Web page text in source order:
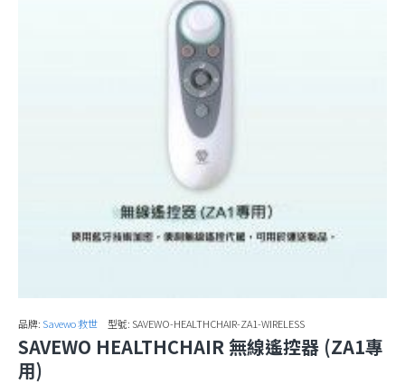
品牌: Savewo 救世 型號: SAVEWO-HEALTHCHAIR-ZA1-WIRELESS
SAVEWO HEALTHCHAIR 無線遙控器 (ZA1專
用)